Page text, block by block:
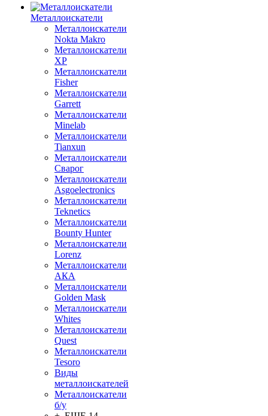
Металлоискатели
Металлоискатели
Nokta Makro
Металлоискатели
XP
Металлоискатели
Fisher
Металлоискатели
Garrett
Металлоискатели
Minelab
Металлоискатели
Tianxun
Металлоискатели
Сварог
Металлоискатели
Asgoelectronics
Металлоискатели
Teknetics
Металлоискатели
Bounty Hunter
Металлоискатели
Lorenz
Металлоискатели
АКА
Металлоискатели
Golden Mask
Металлоискатели
Whites
Металлоискатели
Quest
Металлоискатели
Tesoro
Виды
металлоискателей
Металлоискатели
б/у